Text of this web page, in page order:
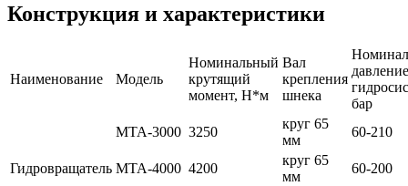
Конструкция и характеристики
Наименование Модель
Номинальный
крутящий
момент, Н*м
Вал
крепления
шнека
давление
бар
Гидровращатель
MTA-3000 3250
круг 65
мм
60-210
MTA-4000 4200
круг 65
мм
60-200